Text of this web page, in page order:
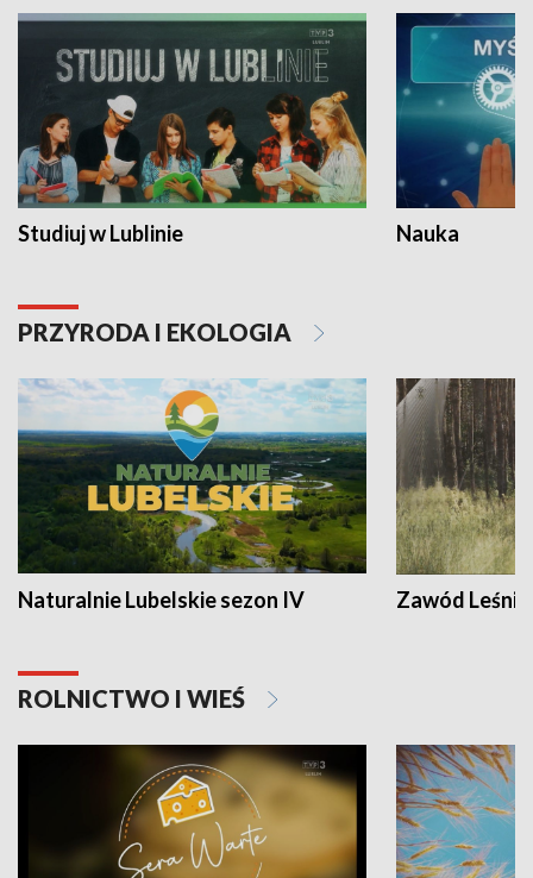
Studiuj w Lublinie Nauka
PRZYRODA I EKOLOGIA
Naturalnie Lubelskie sezon IV Zawód Leśnik
ROLNICTWO I WIEŚ